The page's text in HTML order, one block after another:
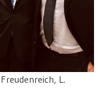
L.